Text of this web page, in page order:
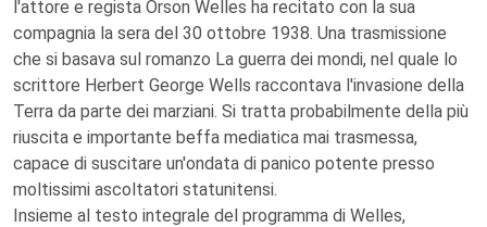
l'attore e regista Orson Welles ha recitato con la sua
compagnia la sera del 30 ottobre 1938. Una trasmissione
che si basava sul romanzo La guerra dei mondi, nel quale lo
scrittore Herbert George Wells raccontava l'invasione della
Terra da parte dei marziani. Si tratta probabilmente della più
riuscita e importante beffa mediatica mai trasmessa,
capace di suscitare un'ondata di panico potente presso
moltissimi ascoltatori statunitensi.
Insieme al testo integrale del programma di Welles,